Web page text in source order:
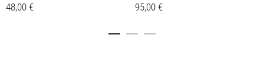
48,00 € 95,00 €